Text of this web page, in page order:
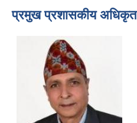
प्रमुख प्रशासकीय अधिकृत